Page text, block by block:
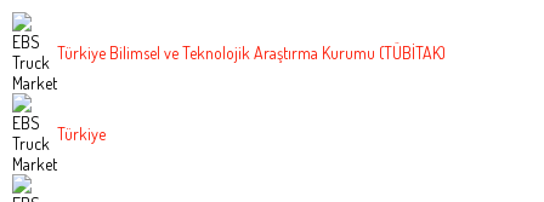
Türkiye Bilimsel ve Teknolojik Araştırma Kurumu (TÜBİTAK)
Türkiye